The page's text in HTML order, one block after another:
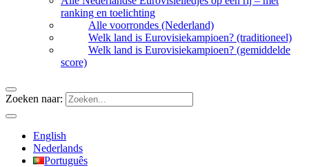
ranking en toelichting
Alle voorrondes (Nederland)
Welk land is Eurovisiekampioen? (traditioneel)
Welk land is Eurovisiekampioen? (gemiddelde
score)
Zoeken naar:
English
Nederlands
Português